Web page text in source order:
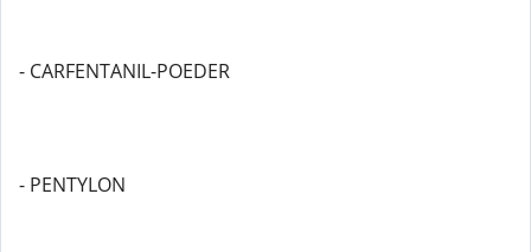
- CARFENTANIL-POEDER
- PENTYLON